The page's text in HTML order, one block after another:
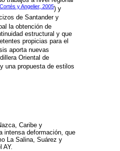
Cortés y Angelier, 2005) y
de Santander y
la obtención de
estructural y que
propicias para el
aporta nuevas
Oriental de
una propuesta de estilos
Caribe y
intensa deformación, que
La Salina, Suárez y
AY.